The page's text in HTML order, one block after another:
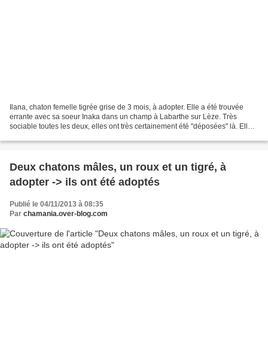
Ilana, chaton femelle tigrée grise de 3 mois, à adopter. Elle a été trouvée
errante avec sa soeur Inaka dans un champ à Labarthe sur Lèze. Très
sociable toutes les deux, elles ont très certainement été "déposées" là. Elle
Deux chatons mâles, un roux et un tigré, à
adopter -> ils ont été adoptés
Publié le 04/11/2013 à 08:35
Par chamania.over-blog.com